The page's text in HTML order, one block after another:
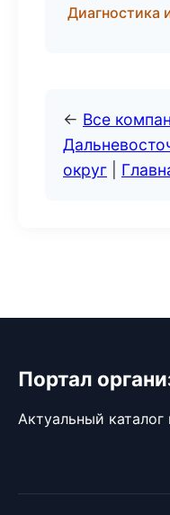
Диагностика
← Все
округ
Портал
Актуальный